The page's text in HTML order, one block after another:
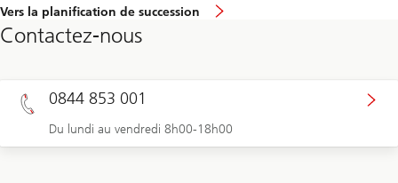
Vers la planification de succession
Contactez-nous
0844 853 001
Du lundi au vendredi 8h00-18h00